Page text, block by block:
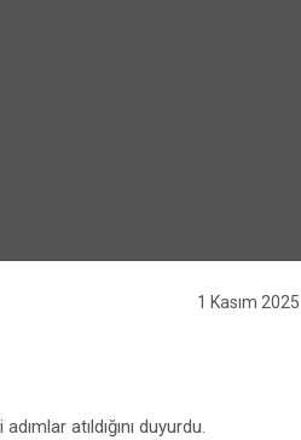
1 Kasım 2025
atıldığını duyurdu.